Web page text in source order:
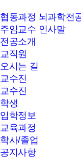
협동과정 뇌과학전
주임교수 인사말
전공소개
교직원
오시는 길
교수진
교수진
학생
입학정보
교육과정
학사/졸업
공지사항
뇌과학
협동과정